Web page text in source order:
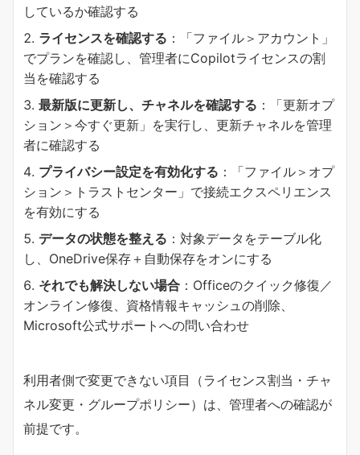
しているか確認する
​ライセンスを確認する​ ​：「ファイル＞アカウント」
でプランを確認し、管理者にCopilotライセンスの割
当を確認する
​最新版に更新し、チャネルを確認する​ ​：「更新オプ
ション＞今すぐ更新」を実行し、更新チャネルを管理
者に確認する
​プライバシー設定を有効化する​ ​：「ファイル＞オプ
ション＞トラストセンター」で接続エクスペリエンス
を有効にする
​データの状態を整える​ ​：対象データをテーブル化
し、OneDrive保存＋自動保存をオンにする
​それでも解決しない場合​ ​：Officeのクイック修復／
オンライン修復、資格情報キャッシュの削除、
Microsoft公式サポートへの問い合わせ
利用者側で変更できない項目（ライセンス割当・チャ
ネル変更・グループポリシー）は、管理者への確認が
前提です。